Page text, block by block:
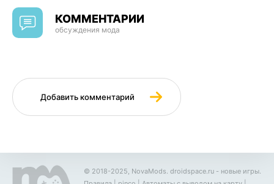
КОММЕНТАРИИ
обсуждения мода
Добавить комментарий
© 2018-2025, NovaMods. droidspace.ru - новые игры.